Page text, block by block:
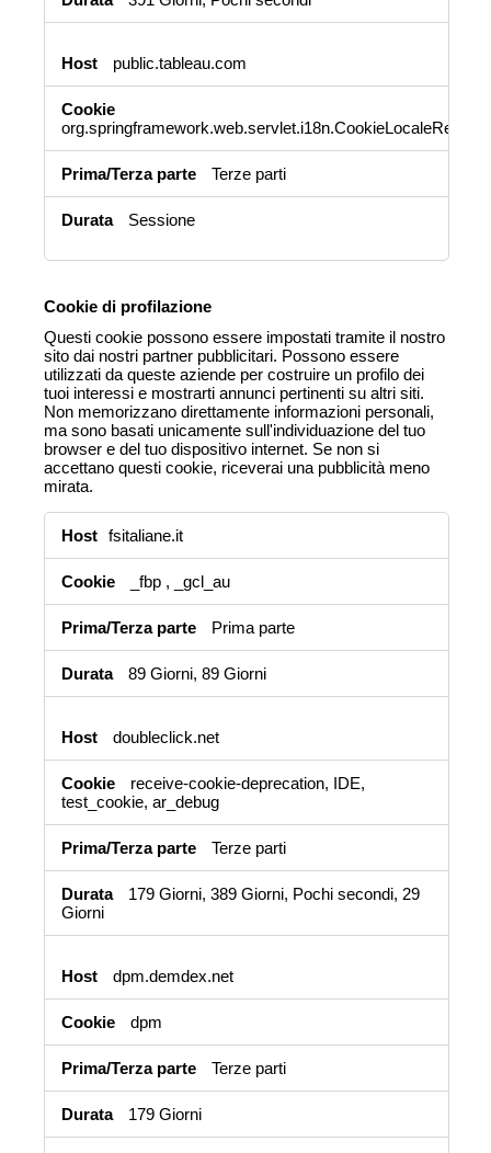
public.tableau.com
Terze parti
Sessione
Cookie di profilazione
Questi cookie possono essere impostati tramite il nostro
sito dai nostri partner pubblicitari. Possono essere
utilizzati da queste aziende per costruire un profilo dei
tuoi interessi e mostrarti annunci pertinenti su altri siti.
Non memorizzano direttamente informazioni personali,
ma sono basati unicamente sull'individuazione del tuo
browser e del tuo dispositivo internet. Se non si
accettano questi cookie, riceverai una pubblicità meno
mirata.
Cookie
profilazione
fsitaliane.it
_fbp , _gcl_au
Prima parte
89 Giorni, 89 Giorni
doubleclick.net
receive-cookie-deprecation, IDE,
test_cookie, ar_debug
Terze parti
179 Giorni, 389 Giorni, Pochi secondi, 29
Giorni
dpm.demdex.net
dpm
Terze parti
179 Giorni